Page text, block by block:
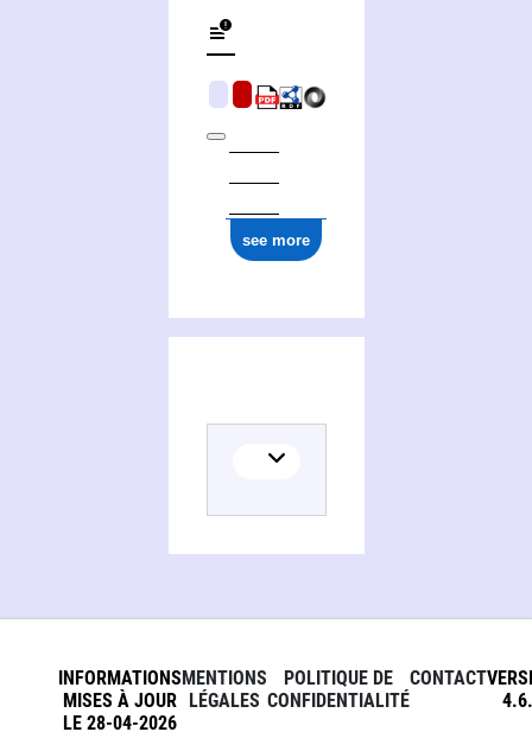
see more
INFORMATIONS
MISES À JOUR
LE 28-04-2026
MENTIONS
LÉGALES
POLITIQUE DE
CONFIDENTIALITÉ
CONTACT